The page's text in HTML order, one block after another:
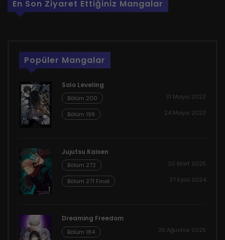
En Son Ziyaret Ettiğiniz Mangalar
Popüler Mangalar
Solo Leveling
Bölüm 200 31 Mayıs 2023
Bölüm 199 24 Mayıs 2023
Jujutsu Kaisen
Bölüm 272 20 Mart 2025
Bölüm 271 Final 27 Eylül 2024
Dreaming Freedom
Bölüm 184 25 Ağustos 2025